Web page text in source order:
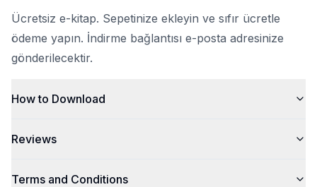
Ücretsiz e-kitap. Sepetinize ekleyin ve sıfır ücretle
ödeme yapın. İndirme bağlantısı e-posta adresinize
gönderilecektir.
How to Download
Reviews
Terms and Conditions